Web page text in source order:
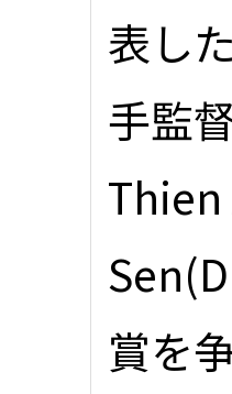
表し
手監
Thien
賞を